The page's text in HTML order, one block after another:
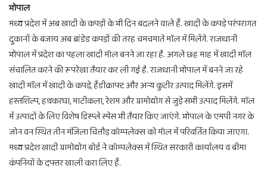
भोपाल
मध्य प्रदेश में अब खादी के कपड़ों के भी दिन बदलने वाले हैं. खादी के कपड़े परंपरागत
दुकानों के बजाय अब ब्रांडेड कपड़ों की तरह चमचमाते माॅल में मिलेंगे. राजधानी
भोपाल में प्रदेश का पहला खादी मॉल बनने जा रहा है. अगले छह माह में खादी माॅल
संचालित करने की रूपरेखा तैयार कर ली गई है. राजधानी भोपाल में बनने जा रहे
खादी माॅल में खादी के कपड़े, हैंडीक्राफ्ट और अन्य कुटीर उत्पाद मिलेंगे. इसमें
हस्तशिल्प, हथकरघा, माटीकला, रेशम और ग्रामोद्योग से जुड़े सभी उत्पाद मिलेंगे. माॅल
में उत्पादों के लिए विशेष डिस्प्ले स्पेस भी तैयार किए जाएंगे. भोपाल के एमपी नगर के
जोन वन स्थित तीन मंजिला चित्तौड़ कॉम्पलेक्स को मॉल में परिवर्तित किया जाएगा.
मध्य प्रदेश खादी ग्रामोद्योग बोर्ड ने कॉम्पलेक्स में स्थित सरकारी कार्यालय व बीमा
कंपनियों के दफ्तर खाली करा लिए हैं.